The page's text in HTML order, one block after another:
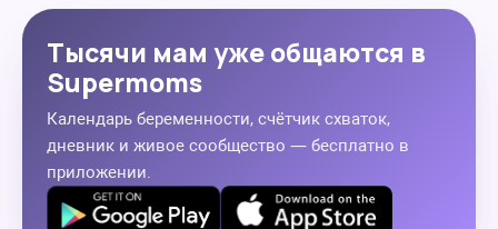
Тысячи мам уже общаются в
Supermoms
Календарь беременности, счётчик схваток,
дневник и живое сообщество — бесплатно в
приложении.